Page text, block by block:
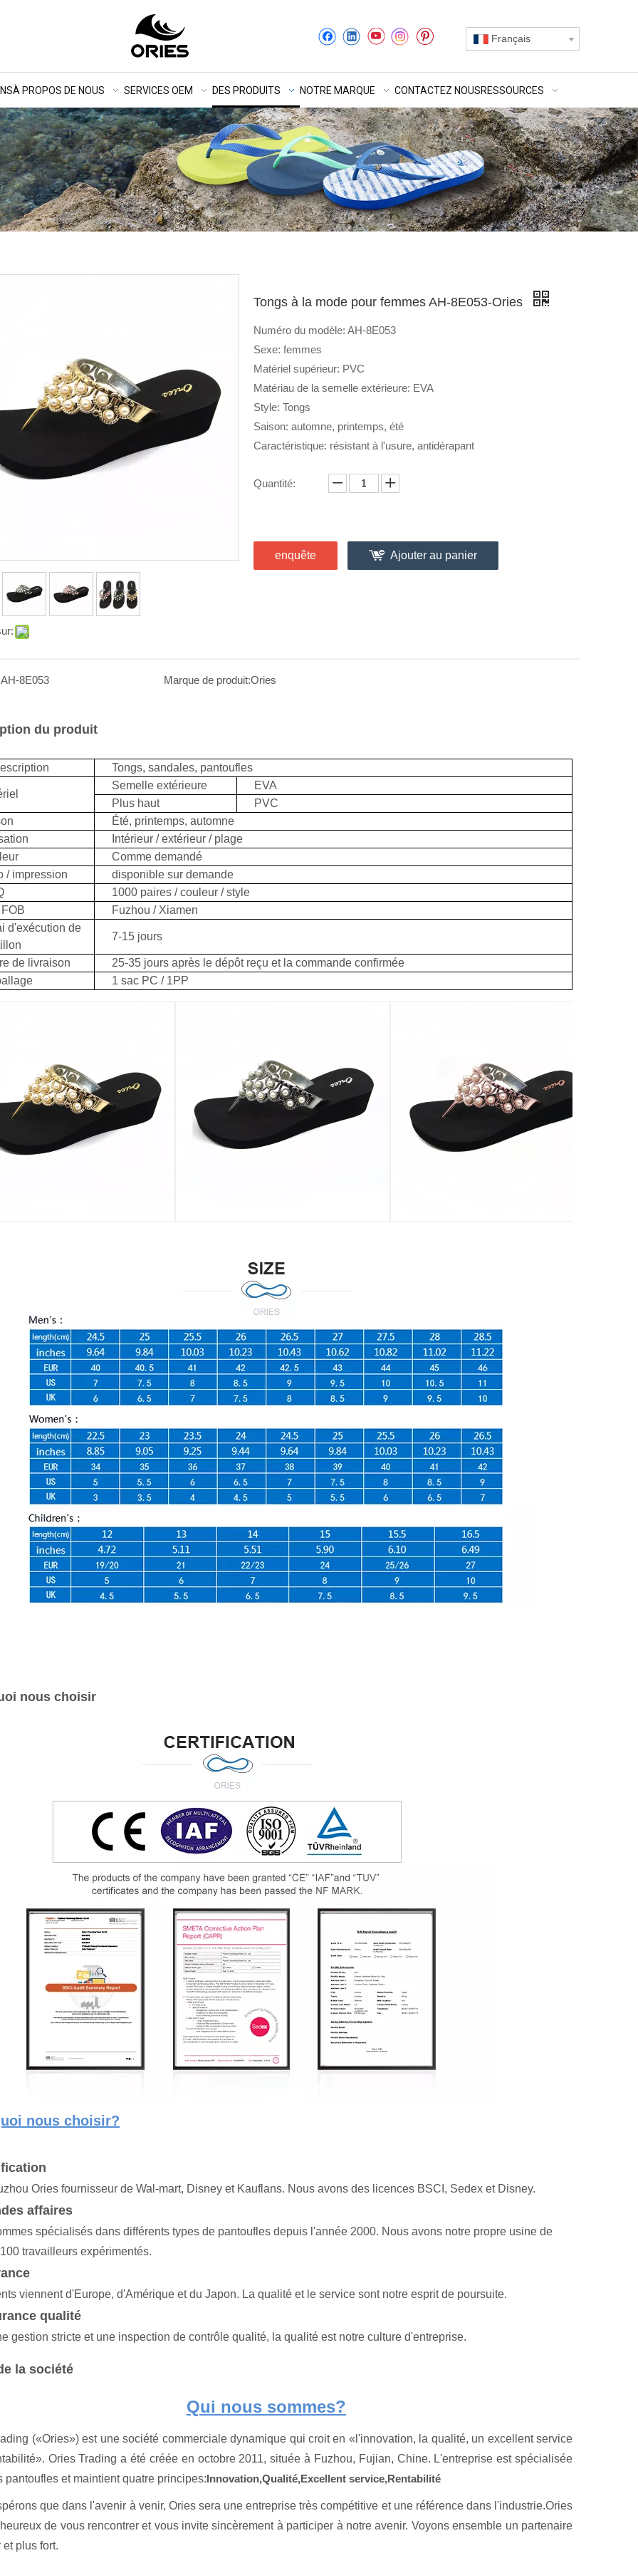
Français
À PROPOS DE NOUS SERVICES OEM DES PRODUITS NOTRE MARQUE CONTACTEZ NOUSRESSOURCES
Tongs à la mode pour femmes AH-8E053-Ories
Numéro du modèle: AH-8E053
Sexe: femmes
Matériel supérieur: PVC
Matériau de la semelle extérieure: EVA
Style: Tongs
Saison: automne, printemps, été
Caractéristique: résistant à l'usure, antidérapant
Quantité:
enquête Ajouter au panier
AH-8E053 Marque de produit:Ories
du produit
Tongs, sandales, pantoufles
Semelle extérieure
EVA
Plus haut
PVC
Été, printemps, automne
Intérieur / extérieur / plage
Comme demandé
/ impression
disponible sur demande
1000 paires / couleur / style
Fuzhou / Xiamen
d'exécution de
7-15 jours
de livraison
25-35 jours après le dépôt reçu et la commande confirmée
1 sac PC / 1PP
nous choisir
nous choisir?
Ories fournisseur de Wal-mart, Disney et Kauflans. Nous avons des licences BSCI, Sedex et Disney.
affaires
spécialisés dans différents types de pantoufles depuis l'année 2000. Nous avons notre propre usine de
travailleurs expérimentés.
viennent d'Europe, d'Amérique et du Japon. La qualité et le service sont notre esprit de poursuite.
qualité
gestion stricte et une inspection de contrôle qualité, la qualité est notre culture d'entreprise.
la société
Qui nous sommes?
(«Ories») est une société commerciale dynamique qui croit en «l'innovation, la qualité, un excellent service
Ories Trading a été créée en octobre 2011, située à Fuzhou, Fujian, Chine. L'entreprise est spécialisée
pantoufles et maintient quatre principes:Innovation,Qualité,Excellent service,Rentabilité
que dans l'avenir à venir, Ories sera une entreprise très compétitive et une référence dans l'industrie.Ories
de vous rencontrer et vous invite sincèrement à participer à notre avenir. Voyons ensemble un partenaire
et plus fort.